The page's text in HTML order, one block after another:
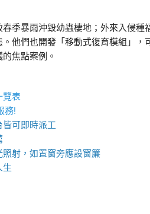
季暴雨沖毀幼蟲棲地；外來入侵
他們也開發「移動式復育模組」
焦點案例。
覽表
務!
可即時派工
射，如置窗旁應設窗簾
生